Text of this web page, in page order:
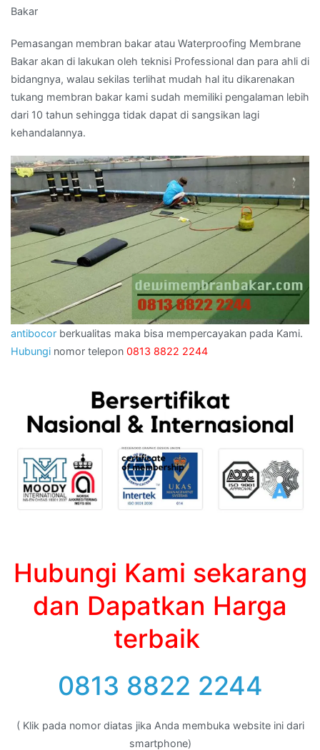
Bakar
Pemasangan membran bakar atau Waterproofing Membrane
Bakar akan di lakukan oleh teknisi Professional dan para ahli di
bidangnya, walau sekilas terlihat mudah hal itu dikarenakan
tukang membran bakar kami sudah memiliki pengalaman lebih
dari 10 tahun sehingga tidak dapat di sangsikan lagi
kehandalannya.
antibocor berkualitas maka bisa mempercayakan pada Kami.
Hubungi nomor telepon 0813 8822 2244
Hubungi Kami sekarang
dan Dapatkan Harga
terbaik
0813 8822 2244
( Klik pada nomor diatas jika Anda membuka website ini dari
smartphone)